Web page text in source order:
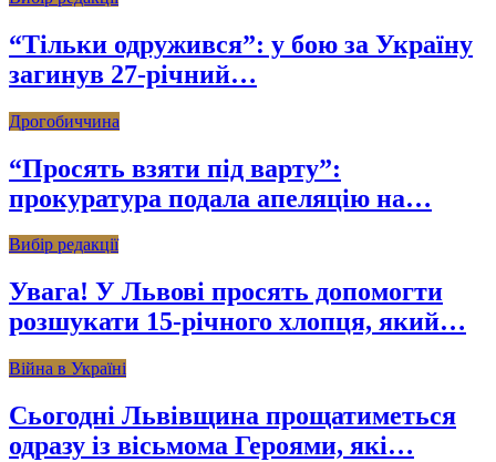
“Тільки одружився”: у бою за Україну
загинув 27-річний…
Дрогобиччина
“Просять взяти під варту”:
прокуратура подала апеляцію на…
Вибір редакції
Увага! У Львові просять допомогти
розшукати 15-річного хлопця, який…
Війна в Україні
Сьогодні Львівщина прощатиметься
одразу із вісьмома Героями, які…